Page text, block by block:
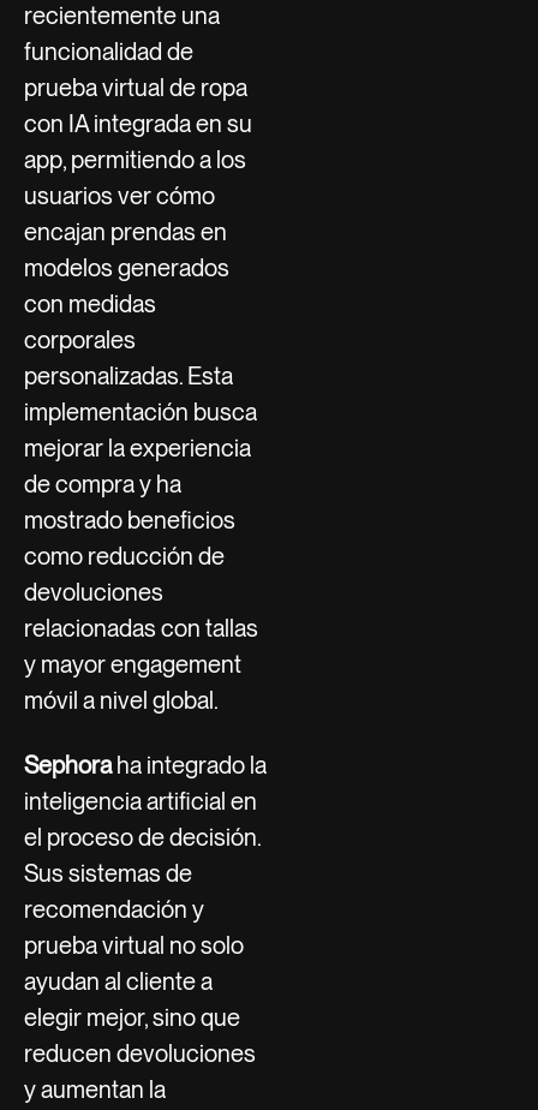
recientemente una
funcionalidad de
prueba virtual de ropa
con IA integrada en su
app, permitiendo a los
usuarios ver cómo
encajan prendas en
modelos generados
con medidas
corporales
personalizadas. Esta
implementación busca
mejorar la experiencia
de compra y ha
mostrado beneficios
como reducción de
devoluciones
relacionadas con tallas
y mayor engagement
móvil a nivel global.
Sephoraha integrado la
inteligencia artificial en
el proceso de decisión.
Sus sistemas de
recomendación y
prueba virtual no solo
ayudan al cliente a
elegir mejor, sino que
reducen devoluciones
y aumentan la